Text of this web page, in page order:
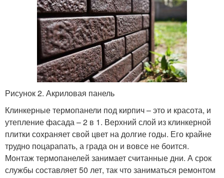
Рисунок 2. Акриловая панель
Клинкерные термопанели под кирпич – это и красота, и
утепление фасада – 2 в 1. Верхний слой из клинкерной
плитки сохраняет свой цвет на долгие годы. Его крайне
трудно поцарапать, а града он и вовсе не боится.
Монтаж термопанелей занимает считанные дни. А срок
службы составляет 50 лет, так что заниматься ремонтом